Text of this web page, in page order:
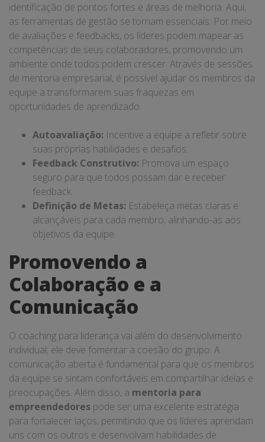
identificação de pontos fortes e áreas de melhoria. Aqui,
as ferramentas de gestão se tornam essenciais. Por meio
de avaliações e feedbacks, os líderes podem mapear as
competências de seus colaboradores, promovendo um
ambiente onde todos podem crescer. Através de sessões
de mentoria empresarial, é possível ajudar os membros da
equipe a transformarem suas fraquezas em
oportunidades de aprendizado.
Autoavaliação: Incentive a equipe a refletir sobre
suas próprias habilidades e desafios.
Feedback Construtivo: Promova um espaço
seguro para que todos possam dar e receber
feedback.
Definição de Metas: Estabeleça metas claras e
alcançáveis para cada membro, alinhando-as aos
objetivos da equipe.
Promovendo a
Colaboração e a
Comunicação
O coaching para liderança vai além do desenvolvimento
individual; ele deve fomentar a coesão do grupo. A
comunicação aberta é fundamental para que os membros
da equipe se sintam confortáveis em compartilhar ideias e
preocupações. Além disso, a mentoria para
empreendedores pode ser uma excelente estratégia
para fortalecer laços, permitindo que os líderes aprendam
uns com os outros e desenvolvam habilidades de